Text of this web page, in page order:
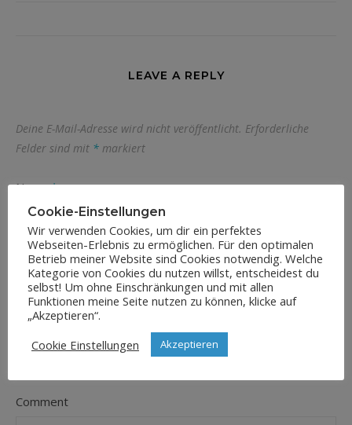
LEAVE A REPLY
Deine E-Mail-Adresse wird nicht veröffentlicht. Erforderliche
Felder sind mit * markiert
Name*
E-Mail-Adresse*
Comment
Cookie-Einstellungen
Wir verwenden Cookies, um dir ein perfektes
Webseiten-Erlebnis zu ermöglichen. Für den optimalen
Betrieb meiner Website sind Cookies notwendig. Welche
Kategorie von Cookies du nutzen willst, entscheidest du
selbst! Um ohne Einschränkungen und mit allen
Funktionen meine Seite nutzen zu können, klicke auf
„Akzeptieren“.
Cookie Einstellungen
Akzeptieren